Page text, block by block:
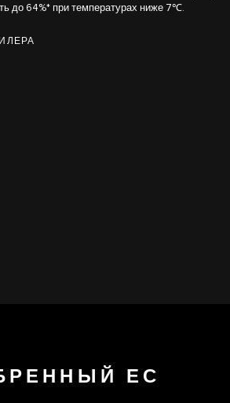
до 64%* при температурах ниже 7℃.
ЕС